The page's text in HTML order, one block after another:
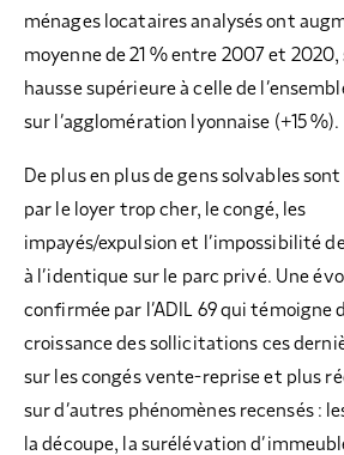
ménages locataires analysés ont
moyenne de 21 % entre 2007 et
hausse supérieure à celle de
sur l’agglomération lyonnaise (+15 %).
De plus en plus de gens solvables
par le loyer trop cher, le congé, les
impayés/expulsion et l’impossibilité
à l’identique sur le parc privé. Une
confirmée par l’ADIL 69 qui témoigne
croissance des sollicitations ces
sur les congés vente-reprise et plus
sur d’autres phénomènes recensés :
la découpe, la surélévation